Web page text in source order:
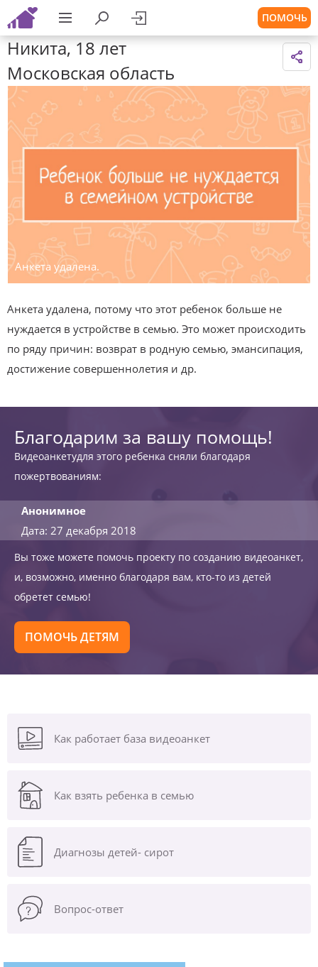
ПОМОЧЬ
Никита, 18 лет
Московская область
Анкета удалена.
Анкета удалена, потому что этот ребенок больше не
нуждается в устройстве в семью. Это может происходить
по ряду причин: возврат в родную семью, эмансипация,
достижение совершеннолетия и др.
Благодарим за вашу помощь!
Видеоанкетудля этого ребенка сняли благодаря
пожертвованиям:
Анонимное
Дата: 27 декабря 2018
Вы тоже можете помочь проекту по созданию видеоанкет,
и, возможно, именно благодаря вам, кто-то из детей
обретет семью!
ПОМОЧЬ ДЕТЯМ
Как работает база видеоанкет
Как взять ребенка в семью
Диагнозы детей- сирот
Вопрос-ответ